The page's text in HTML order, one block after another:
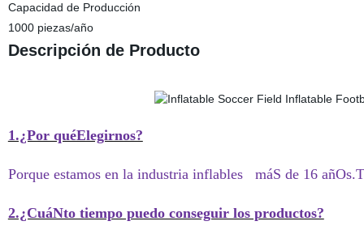
Capacidad de Producción
1000 piezas/año
Descripción de Producto
1.¿Por quéElegirnos?
Porque estamos en la industria inflables máS de 16
2.¿CuáNto tiempo puedo conseguir los productos?